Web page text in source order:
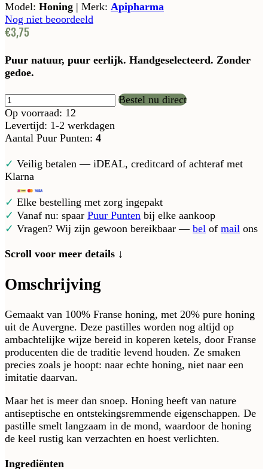
Model: Honing | Merk: Apipharma
Nog niet beoordeeld
€3,75
Puur natuur, puur eerlijk. Handgeselecteerd. Zonder
gedoe.
Bestel nu direct
Op voorraad: 12
Levertijd: 1-2 werkdagen
Aantal Puur Punten: 4
✓ Veilig betalen — iDEAL, creditcard of achteraf met
Klarna
✓ Elke bestelling met zorg ingepakt
✓ Vanaf nu: spaar Puur Punten bij elke aankoop
✓ Vragen? Wij zijn gewoon bereikbaar — bel of mail ons
Scroll voor meer details ↓
Omschrijving
Gemaakt van 100% Franse honing, met 20% pure honing
uit de Auvergne. Deze pastilles worden nog altijd op
ambachtelijke wijze bereid in koperen ketels, door Franse
producenten die de traditie levend houden. Ze smaken
precies zoals je hoopt: naar echte honing, niet naar een
imitatie daarvan.
Maar het is meer dan snoep. Honing heeft van nature
antiseptische en ontstekingsremmende eigenschappen. De
pastille smelt langzaam in de mond, waardoor de honing
de keel rustig kan verzachten en hoest verlichten.
Ingrediënten